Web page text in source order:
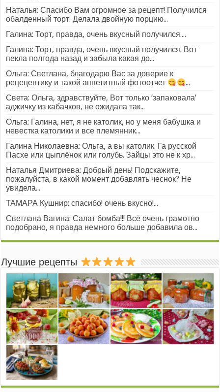
Наталья: Спасибо Вам огромное за рецепт! Получился
обалденный торт. Делала двойную порцию...
Галина: Торт, правда, очень вкусный получился....
Галина: Торт, правда, очень вкусный получился. Вот
пекла полгода назад и забыла какая до...
Ольга: Светлана, благодарю Вас за доверие к
рецецептику и такой аппетитный фотоотчет
...
Света: Ольга, здравствуйте, Вот только ‘запаковала’
аджичку из кабачков, не ожидала так...
Ольга: Галина, нет, я не католик, но у меня бабушка и
невестка католики и все племянник...
Галина Николаевна: Ольга, а вы католик. Га русской
Пасхе или цыплёнок или голубь. Зайцы это не к хр...
Наталья Дмитриева: Добрый день! Подскажите,
пожалуйста, в какой момент добавлять чеснок? Не
увидела...
ТАМАРА Кушнир: спасибо! очень вкусно!...
Светлана Вагина: Салат бомба!!! Всё очень грамотно
подобрано, я правда немного больше добавила ов...
Лучшие рецепты